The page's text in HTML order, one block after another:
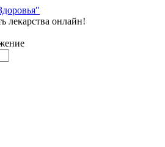
лекарства онлайн!